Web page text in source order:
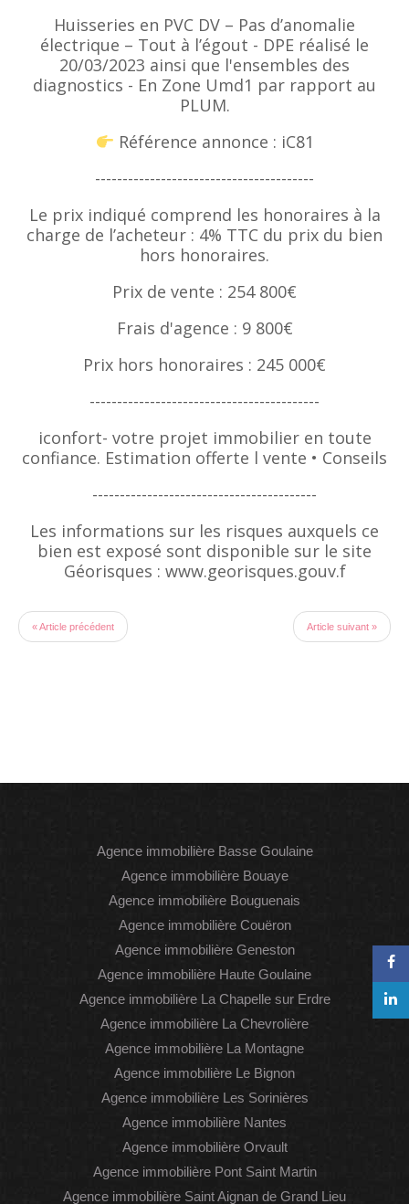
Huisseries en PVC DV – Pas d’anomalie
électrique – Tout à l’égout - DPE réalisé le
20/03/2023 ainsi que l'ensembles des
diagnostics - En Zone Umd1 par rapport au
PLUM.
Référence annonce : iC81
----------------------------------------
Le prix indiqué comprend les honoraires à la
charge de l’acheteur : 4% TTC du prix du bien
hors honoraires.
Prix de vente : 254 800€
Frais d'agence : 9 800€
Prix hors honoraires : 245 000€
------------------------------------------
iconfort- votre projet immobilier en toute
confiance. Estimation offerte l vente • Conseils
-----------------------------------------
Les informations sur les risques auxquels ce
bien est exposé sont disponible sur le site
Géorisques : www.georisques.gouv.f
« Article précédent Article suivant »
Agence immobilière Basse Goulaine
Agence immobilière Bouaye
Agence immobilière Bouguenais
Agence immobilière Couëron
Agence immobilière Geneston
Agence immobilière Haute Goulaine
Agence immobilière La Chapelle sur Erdre
Agence immobilière La Chevrolière
Agence immobilière La Montagne
Agence immobilière Le Bignon
Agence immobilière Les Sorinières
Agence immobilière Nantes
Agence immobilière Orvault
Agence immobilière Pont Saint Martin
Agence immobilière Saint Aignan de Grand Lieu